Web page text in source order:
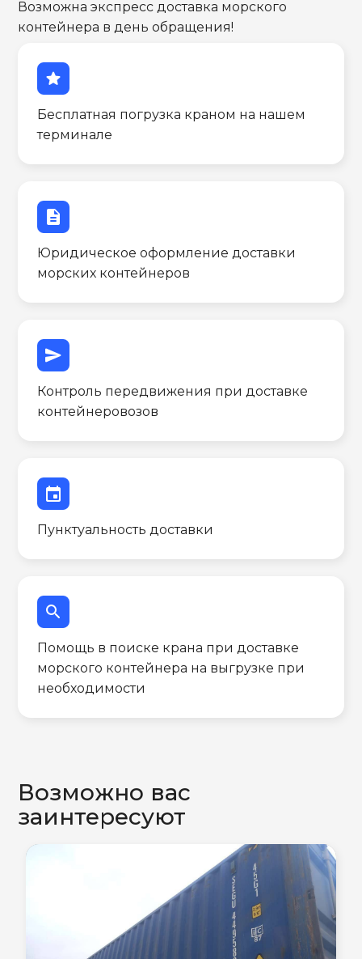
Возможна экспресс доставка морского
контейнера в день обращения!
star
Бесплатная погрузка краном на нашем
терминале
description
Юридическое оформление доставки
морских контейнеров
send
Контроль передвижения при доставке
контейнеровозов
event
Пунктуальность доставки
search
Помощь в поиске крана при доставке
морского контейнера на выгрузке при
необходимости
Возможно вас
заинтересуют